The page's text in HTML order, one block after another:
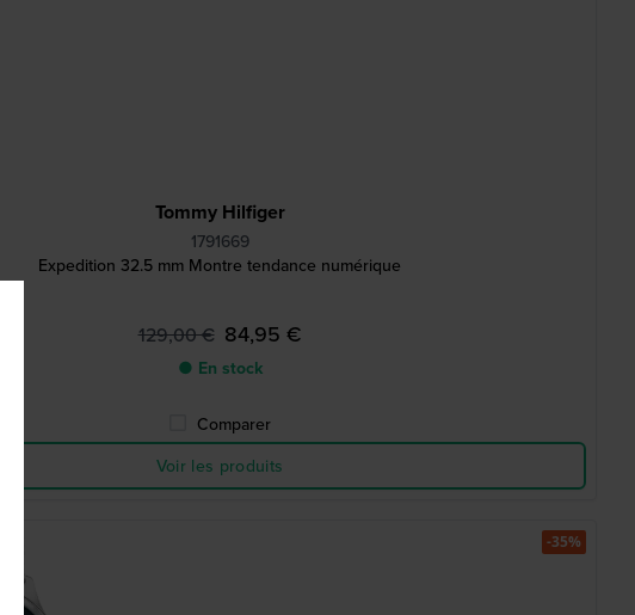
Tommy Hilfiger
1791669
Expedition 32.5 mm Montre tendance numérique
129,00 € 84,95 €
● En stock
Comparer
Voir les produits
-35%